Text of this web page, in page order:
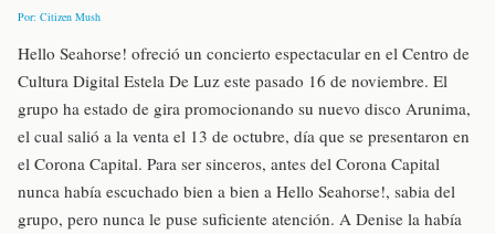
Por: Citizen Mush
Hello Seahorse! ofreció un concierto espectacular en el Centro de
Cultura Digital Estela De Luz este pasado 16 de noviembre. El
grupo ha estado de gira promocionando su nuevo disco Arunima,
el cual salió a la venta el 13 de octubre, día que se presentaron en
el Corona Capital. Para ser sinceros, antes del Corona Capital
nunca había escuchado bien a bien a Hello Seahorse!, sabia del
grupo, pero nunca le puse suficiente atención. A Denise la había